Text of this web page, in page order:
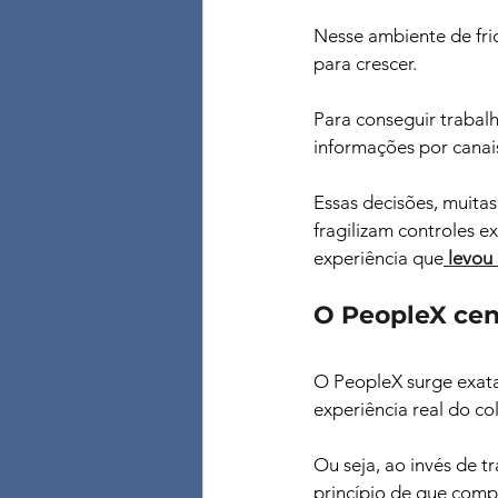
Nesse ambiente de
para crescer.
Para conseguir
informações por
Essas decisões,
fragilizam controles
experiência que
O PeopleX
O PeopleX surge
experiência real do
Ou seja, ao invés de
princípio de que